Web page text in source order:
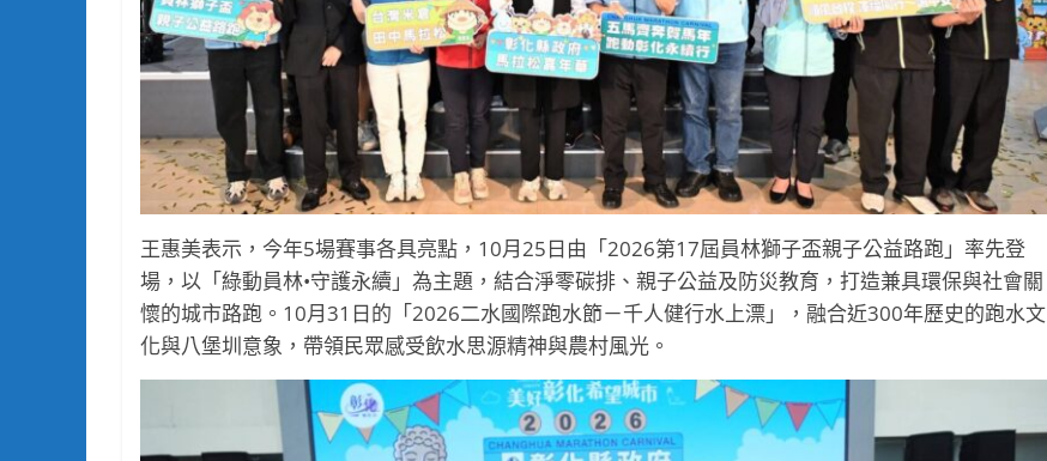
王惠美表示，今年5場賽事各具亮點，10月25日由「2026第17屆員林獅子盃親子公益路跑」率先登
場，以「綠動員林•守護永續」為主題，結合淨零碳排、親子公益及防災教育，打造兼具環保與社會關
懷的城市路跑。10月31日的「2026二水國際跑水節－千人健行水上漂」，融合近300年歷史的跑水文
化與八堡圳意象，帶領民眾感受飲水思源精神與農村風光。